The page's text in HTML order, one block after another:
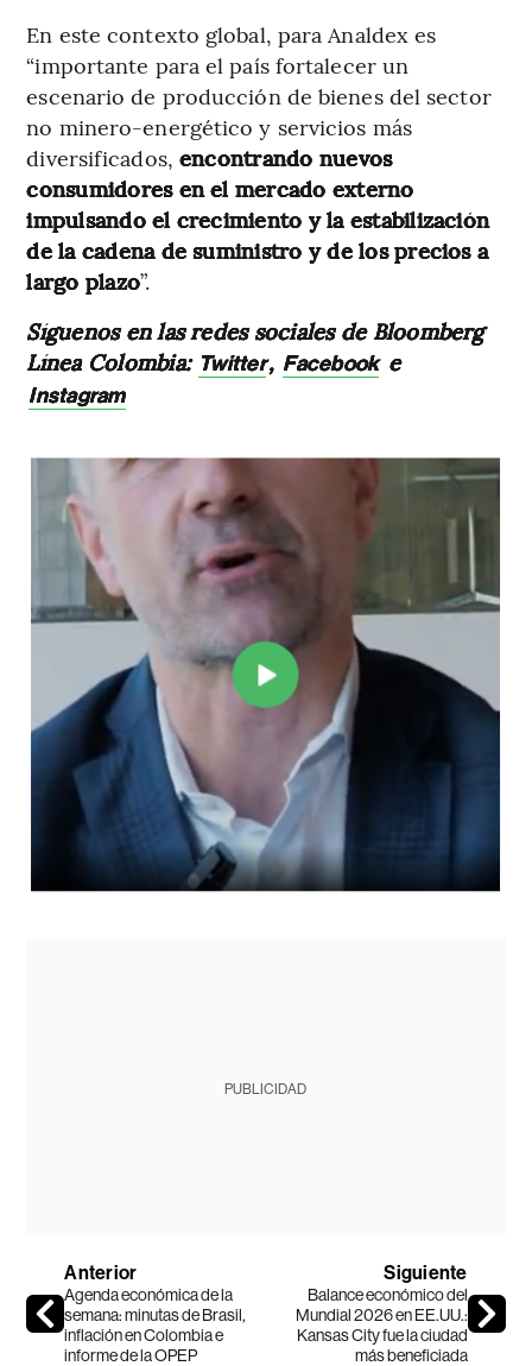
En este contexto global, para Analdex es
“importante para el país fortalecer un
escenario de producción de bienes del sector
no minero-energético y servicios más
diversificados, encontrando nuevos
consumidores en el mercado externo
impulsando el crecimiento y la estabilización
de la cadena de suministro y de los precios a
largo plazo”.
Síguenos en las redes sociales de Bloomberg
Línea Colombia: Twitter, Facebook e
Instagram
PUBLICIDAD
Anterior
Agenda económica de la
semana: minutas de Brasil,
inflación en Colombia e
informe de la OPEP
Siguiente
Balance económico del
Mundial 2026 en EE.UU.:
Kansas City fue la ciudad
más beneficiada